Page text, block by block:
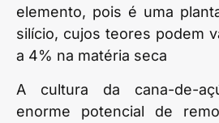
elemento, pois é uma
silício, cujos teores podem
a 4% na matéria seca
A cultura da cana-de-
enorme potencial de